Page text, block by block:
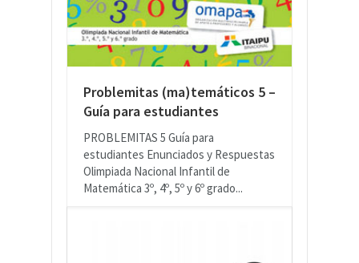
Problemitas (ma)temáticos 5 –
Guía para estudiantes
PROBLEMITAS 5 Guía para
estudiantes Enunciados y Respuestas
Olimpiada Nacional Infantil de
Matemática 3º, 4º, 5º y 6º grado...